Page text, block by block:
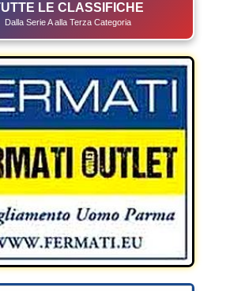
LE CLASSIFICHE
Dalla Serie A alla Terza Categoria